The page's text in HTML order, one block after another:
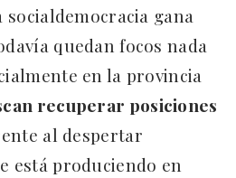
gana
quedan focos nada
en la provincia
recuperar posiciones
al despertar
está produciendo en